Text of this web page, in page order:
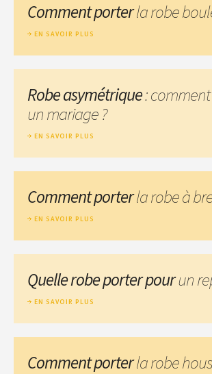
Comment porterla robe
EN SAVOIR PLUS
Robe asymétrique:
un mariage ?
EN SAVOIR PLUS
Comment porterla robe à
EN SAVOIR PLUS
Quelle robe porter pourun
EN SAVOIR PLUS
Comment porterla robe